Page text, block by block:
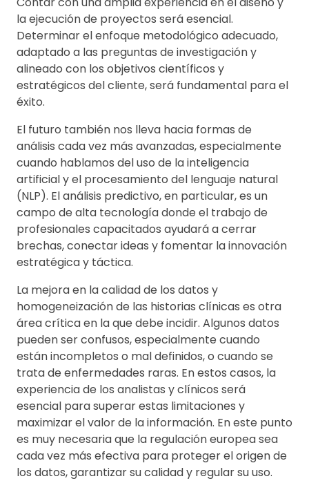
la ejecución de proyectos será esencial.
Determinar el enfoque metodológico adecuado,
adaptado a las preguntas de investigación y
alineado con los objetivos científicos y
estratégicos del cliente, será fundamental para el
éxito.
El futuro también nos lleva hacia formas de
análisis cada vez más avanzadas, especialmente
cuando hablamos del uso de la inteligencia
artificial y el procesamiento del lenguaje natural
(NLP). El análisis predictivo, en particular, es un
campo de alta tecnología donde el trabajo de
profesionales capacitados ayudará a cerrar
brechas, conectar ideas y fomentar la innovación
estratégica y táctica.
La mejora en la calidad de los datos y
homogeneización de las historias clínicas es otra
área crítica en la que debe incidir. Algunos datos
pueden ser confusos, especialmente cuando
están incompletos o mal definidos, o cuando se
trata de enfermedades raras. En estos casos, la
experiencia de los analistas y clínicos será
esencial para superar estas limitaciones y
maximizar el valor de la información. En este punto
es muy necesaria que la regulación europea sea
cada vez más efectiva para proteger el origen de
los datos, garantizar su calidad y regular su uso.